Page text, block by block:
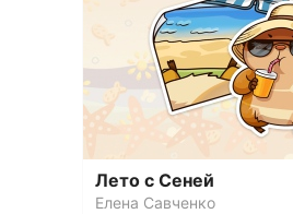
Лето с Сеней
Елена Савченко